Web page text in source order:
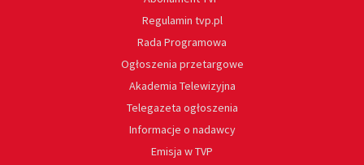
Regulamin tvp.pl
Rada Programowa
Ogłoszenia przetargowe
Akademia Telewizyjna
Telegazeta ogłoszenia
Informacje o nadawcy
Emisja w TVP